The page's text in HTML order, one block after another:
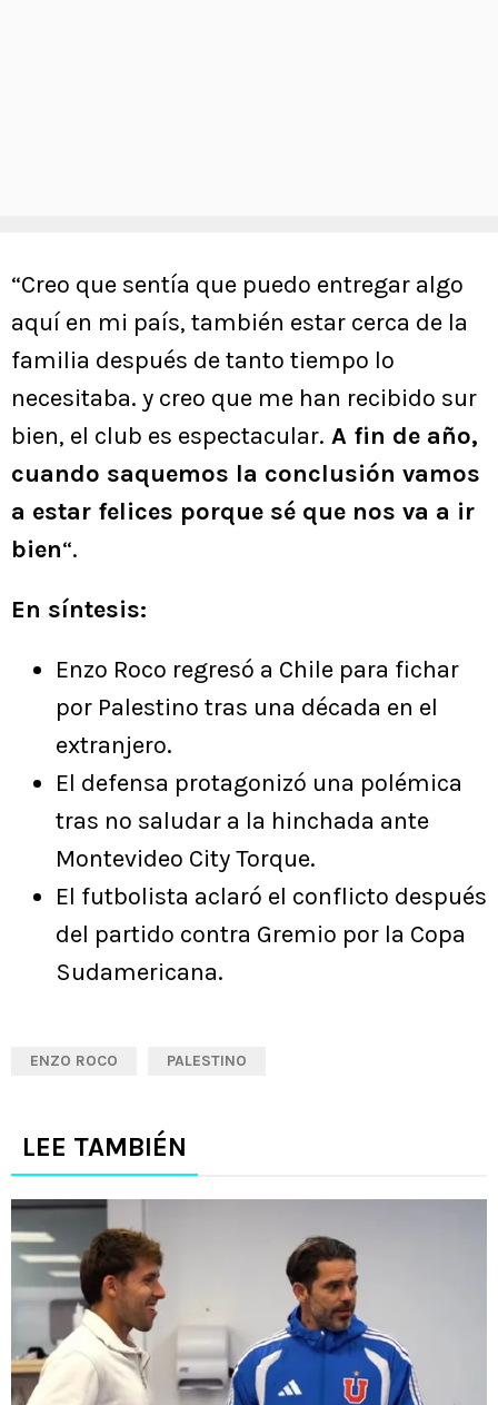
“Creo que sentía que puedo entregar algo
aquí en mi país, también estar cerca de la
familia después de tanto tiempo lo
necesitaba. y creo que me han recibido sur
bien, el club es espectacular. A fin de año,
cuando saquemos la conclusión vamos
a estar felices porque sé que nos va a ir
bien“.
En síntesis:
Enzo Roco regresó a Chile para fichar
por Palestino tras una década en el
extranjero.
El defensa protagonizó una polémica
tras no saludar a la hinchada ante
Montevideo City Torque.
El futbolista aclaró el conflicto después
del partido contra Gremio por la Copa
Sudamericana.
ENZO ROCO PALESTINO
LEE TAMBIÉN